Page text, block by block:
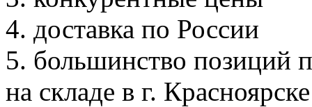
4. доставка по России
5. большинство позиций
на складе в г. Красноярске